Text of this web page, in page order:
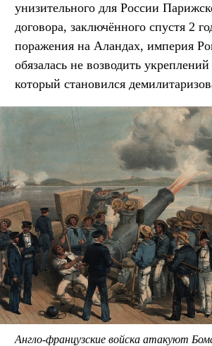
унизительного для России
договора, заключённого спустя 2
поражения на Аландах, империя
обязалась не возводить
который становился
Англо-французские войска атакуют